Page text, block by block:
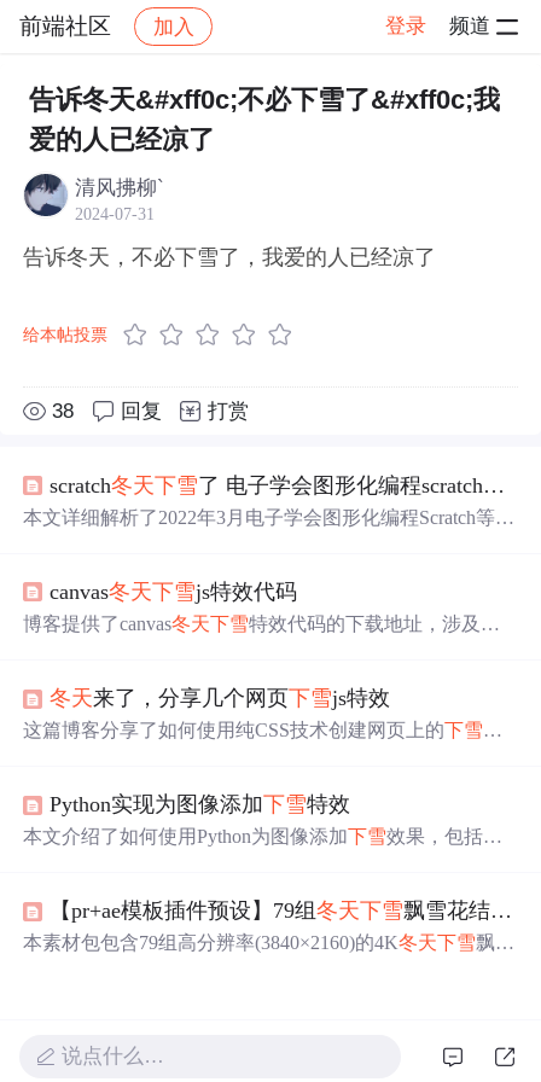
前端社区 加入 登录 频道
社区 前端社区 感慨 帖子详情
告诉冬天&#xff0c;不必下雪了&#xff0c;我
爱的人已经凉了
清风拂柳`
2024-07-31
告诉冬天，不必下雪了，我爱的人已经凉了
给本帖投票
38 回复 打赏
scratch冬天下雪了 电子学会图形化编程scratch等级考试三级真题和答案解析2022年3月
本文详细解析了2022年3月电子学会图形化编程Scratch等级
供了相关学习资源，如蓝桥杯比赛资料、考级资料和视频
课程。
canvas冬天下雪js特效代码
博客提供了canvas冬天下雪特效代码的下载地址，涉及前
冬天来了，分享几个网页下雪js特效
这篇博客分享了如何使用纯CSS技术创建网页上的下雪背
Python实现为图像添加下雪特效
本文介绍了如何使用Python为图像添加下雪效果，包括故
【pr+ae模板插件预设】79组冬天下雪飘雪花结冰特效合成mg动画
本素材包包含79组高分辨率(3840×2160)的4K冬天 下雪飘雪
合模式可轻松叠加到原视频上。
说点什么…